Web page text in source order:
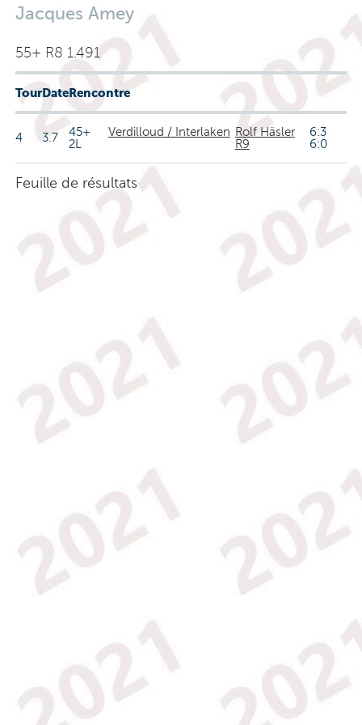
Jacques Amey
55+ R8 1.491
TourDateRencontre
4 3.7
45+
2L
Verdilloud / Interlaken Rolf Häsler
R9
6:3
6:0
Feuille de résultats